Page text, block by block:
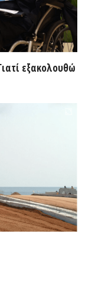
εξακολουθώ